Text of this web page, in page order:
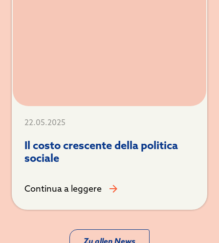
22.05.2025
Il costo crescente della politica
sociale
Continua a leggere
Zu allen News